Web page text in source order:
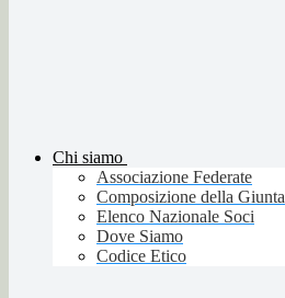
Chi siamo
Associazione Federate
Composizione della Giunta
Elenco Nazionale Soci
Dove Siamo
Codice Etico